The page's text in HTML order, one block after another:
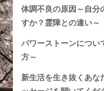
体調不良の原因～自分
すか？霊障との違い～
パワーストーンについ
方～
新生活を生き抜くあな